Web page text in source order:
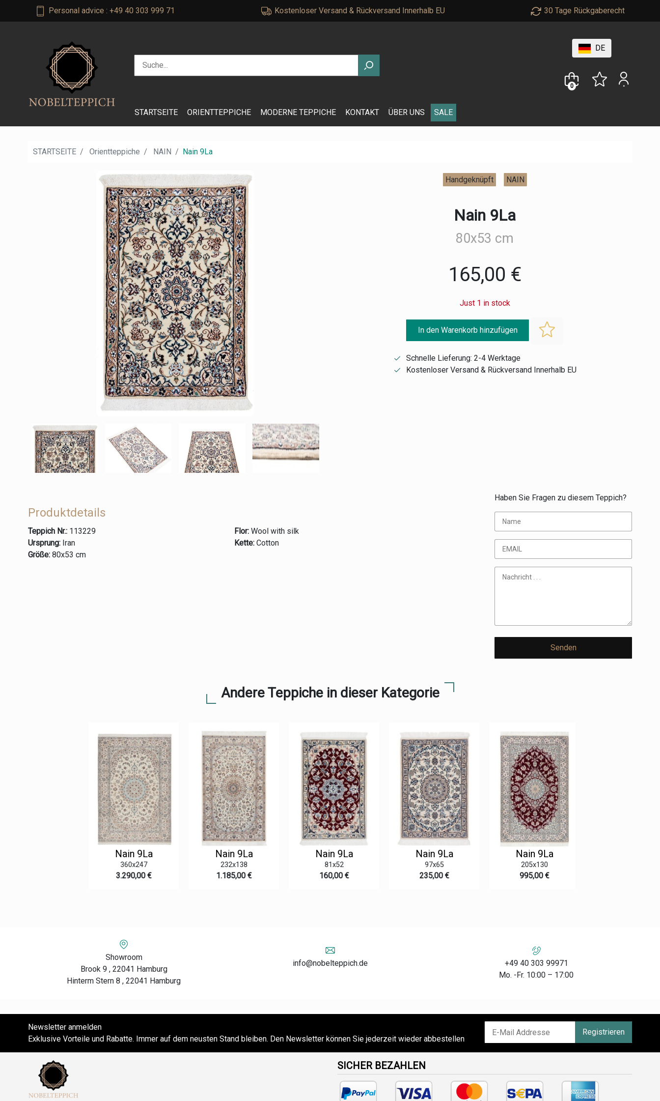
Personal advice : +49 40 303 999 71 Kostenloser Versand & Rückversand Innerhalb EU 30 Tage Rückgaberecht
DE
0
STARTSEITE ORIENTTEPPICHE MODERNE TEPPICHE KONTAKT ÜBER UNS SALE
STARTSEITE Orientteppiche NAIN Nain 9La
Handgeknüpft NAIN
Nain 9La
80x53 cm
165,00 €
Just 1 in stock
In den Warenkorb hinzufügen
Schnelle Lieferung: 2-4 Werktage
Kostenloser Versand & Rückversand Innerhalb EU
Produktdetails
Teppich Nr.: 113229
Ursprung: Iran
Größe: 80x53 cm
Flor: Wool with silk
Kette: Cotton
Haben Sie Fragen zu diesem Teppich?
Senden
Andere Teppiche in dieser Kategorie
Nain 9La
360x247
3.290,00 €
Nain 9La
232x138
1.185,00 €
Nain 9La
81x52
160,00 €
Nain 9La
97x65
235,00 €
Nain 9La
205x130
995,00 €
Showroom
Brook 9 , 22041 Hamburg
Hinterm Stern 8 , 22041 Hamburg
info@nobelteppich.de
+49 40 303 99971
Mo. -Fr. 10:00 – 17:00
Newsletter anmelden
Exklusive Vorteile und Rabatte. Immer auf dem neusten Stand bleiben. Den Newsletter können Sie jederzeit wieder abbestellen
Registrieren
SICHER BEZAHLEN